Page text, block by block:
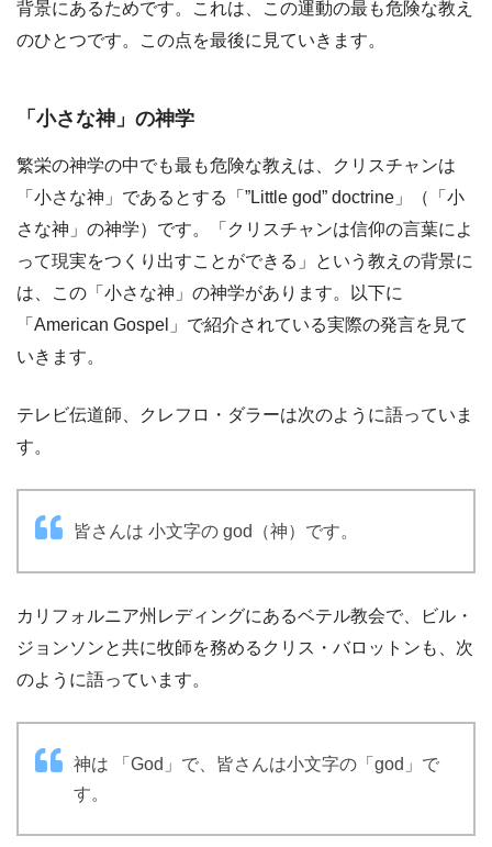
背景にあるためです。これは、この運動の最も危険な教え
のひとつです。この点を最後に見ていきます。
「小さな神」の神学
繁栄の神学の中でも最も危険な教えは、クリスチャンは
「小さな神」であるとする「”Little god” doctrine」（「小
さな神」の神学）です。「クリスチャンは信仰の言葉によ
って現実をつくり出すことができる」という教えの背景に
は、この「小さな神」の神学があります。以下に
「American Gospel」で紹介されている実際の発言を見て
いきます。
テレビ伝道師、クレフロ・ダラーは次のように語っていま
す。
皆さんは 小文字の god（神）です。
カリフォルニア州レディングにあるベテル教会で、ビル・
ジョンソンと共に牧師を務めるクリス・バロットンも、次
のように語っています。
神は 「God」で、皆さんは小文字の「god」で
す。